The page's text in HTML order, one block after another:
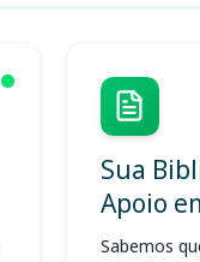
Sua
Apoio
Sabemos